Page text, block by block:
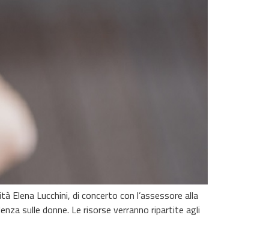
Elena Lucchini, di concerto con l’assessore alla
sulle donne. Le risorse verranno ripartite agli